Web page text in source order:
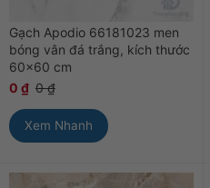
Gạch Apodio 66181023 men
bóng vân đá trắng, kích thước
60×60 cm
0 ₫ 0₫
Xem Nhanh